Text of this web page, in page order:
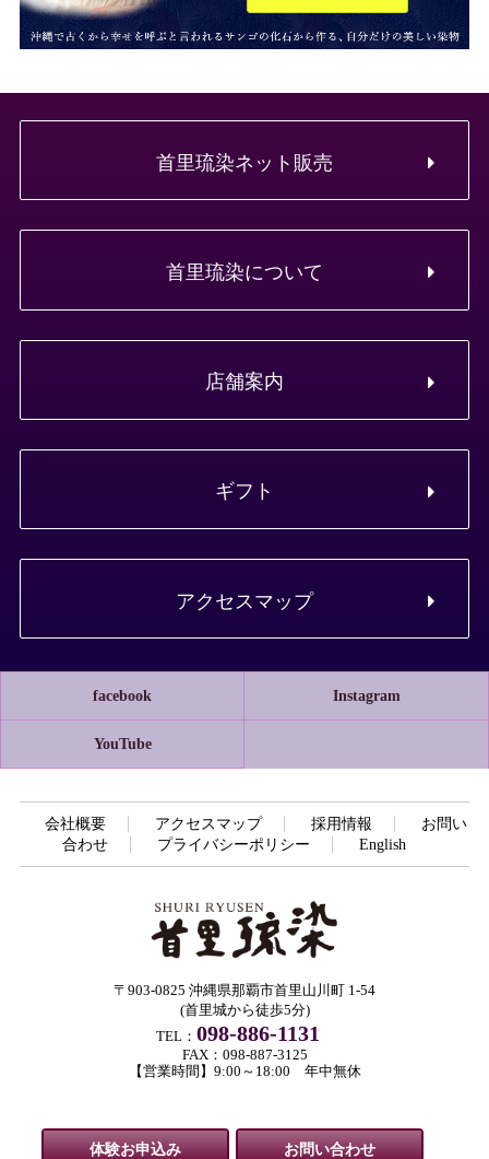
首里琉染ネット販売
首里琉染について
店舗案内
ギフト
アクセスマップ
facebook Instagram
YouTube
会社概要 アクセスマップ 採用情報
お問い
合わせ
プライバシーポリシー English
〒903-0825 沖縄県那覇市首里山川町 1-54
(首里城から徒歩5分)
TEL： 098-886-1131
FAX：098-887-3125
【営業時間】9:00～18:00 年中無休
体験お申込み お問い合わせ